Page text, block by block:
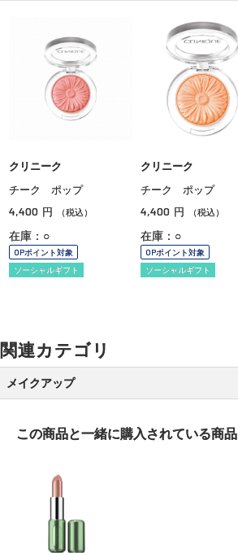
クリニーク
チーク ポップ
4,400 円 （税込）
在庫：○
OPポイント対象
ソーシャルギフト
クリニーク
チーク ポップ
4,400 円 （税込）
在庫：○
OPポイント対象
ソーシャルギフト
関連カテゴリ
メイクアップ
アイブロウ
この商品と一緒に購入されている商品